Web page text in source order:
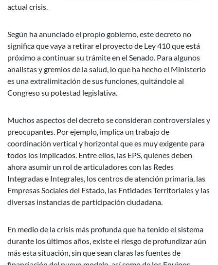
actual crisis.
Según ha anunciado el propio gobierno, este decreto no
significa que vaya a retirar el proyecto de Ley 410 que está
próximo a continuar su trámite en el Senado. Para algunos
analistas y gremios de la salud, lo que ha hecho el Ministerio
es una extralimitación de sus funciones, quitándole al
Congreso su potestad legislativa.
Muchos aspectos del decreto se consideran controversiales y
preocupantes. Por ejemplo, implica un trabajo de
coordinación vertical y horizontal que es muy exigente para
todos los implicados. Entre ellos, las EPS, quienes deben
ahora asumir un rol de articuladores con las Redes
Integradas e Integrales, los centros de atención primaria, las
Empresas Sociales del Estado, las Entidades Territoriales y las
diversas instancias de participación ciudadana.
En medio de la crisis más profunda que ha tenido el sistema
durante los últimos años, existe el riesgo de profundizar aún
más esta situación, sin que sean claras las fuentes de